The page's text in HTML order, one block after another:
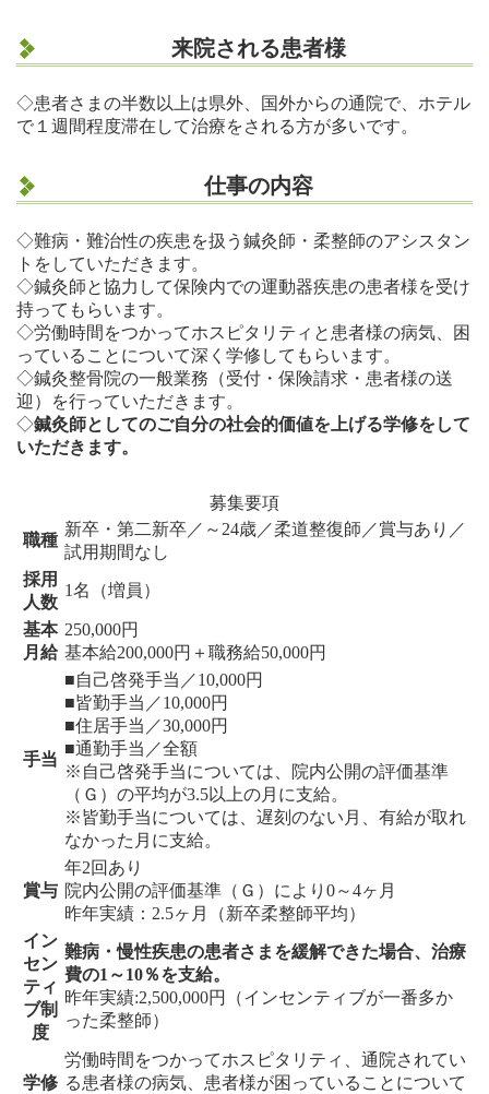
来院される患者様
◇患者さまの半数以上は県外、国外からの通院で、ホテル
で１週間程度滞在して治療をされる方が多いです。
仕事の内容
◇難病・難治性の疾患を扱う鍼灸師・柔整師のアシスタン
トをしていただきます。
◇鍼灸師と協力して保険内での運動器疾患の患者様を受け
持ってもらいます。
◇労働時間をつかってホスピタリティと患者様の病気、困
っていることについて深く学修してもらいます。
◇鍼灸整骨院の一般業務（受付・保険請求・患者様の送
迎）を行っていただきます。
◇鍼灸師としてのご自分の社会的価値を上げる学修をして
いただきます。
募集要項
職種
新卒・第二新卒／～24歳／柔道整復師／賞与あり／
試用期間なし
採用
人数
1名（増員）
基本
月給
250,000円
基本給200,000円＋職務給50,000円
手当
■自己啓発手当／10,000円
■皆勤手当／10,000円
■住居手当／30,000円
■通勤手当／全額
※自己啓発手当については、院内公開の評価基準
（Ｇ）の平均が3.5以上の月に支給。
※皆勤手当については、遅刻のない月、有給が取れ
なかった月に支給。
賞与
年2回あり
院内公開の評価基準（Ｇ）により0～4ヶ月
昨年実績：2.5ヶ月（新卒柔整師平均）
イン
セン
ティ
ブ制
度
難病・慢性疾患の患者さまを緩解できた場合、治療
費の1～10％を支給。
昨年実績:2,500,000円（インセンティブが一番多か
った柔整師）
学修
労働時間をつかってホスピタリティ、通院されてい
る患者様の病気、患者様が困っていることについて